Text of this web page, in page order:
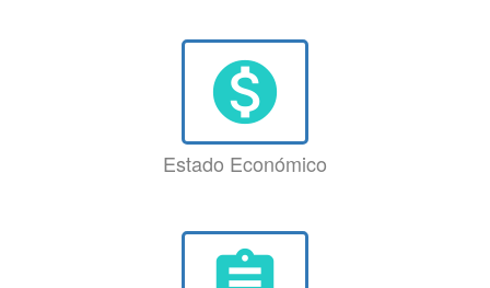
monetization_on
Estado Económico